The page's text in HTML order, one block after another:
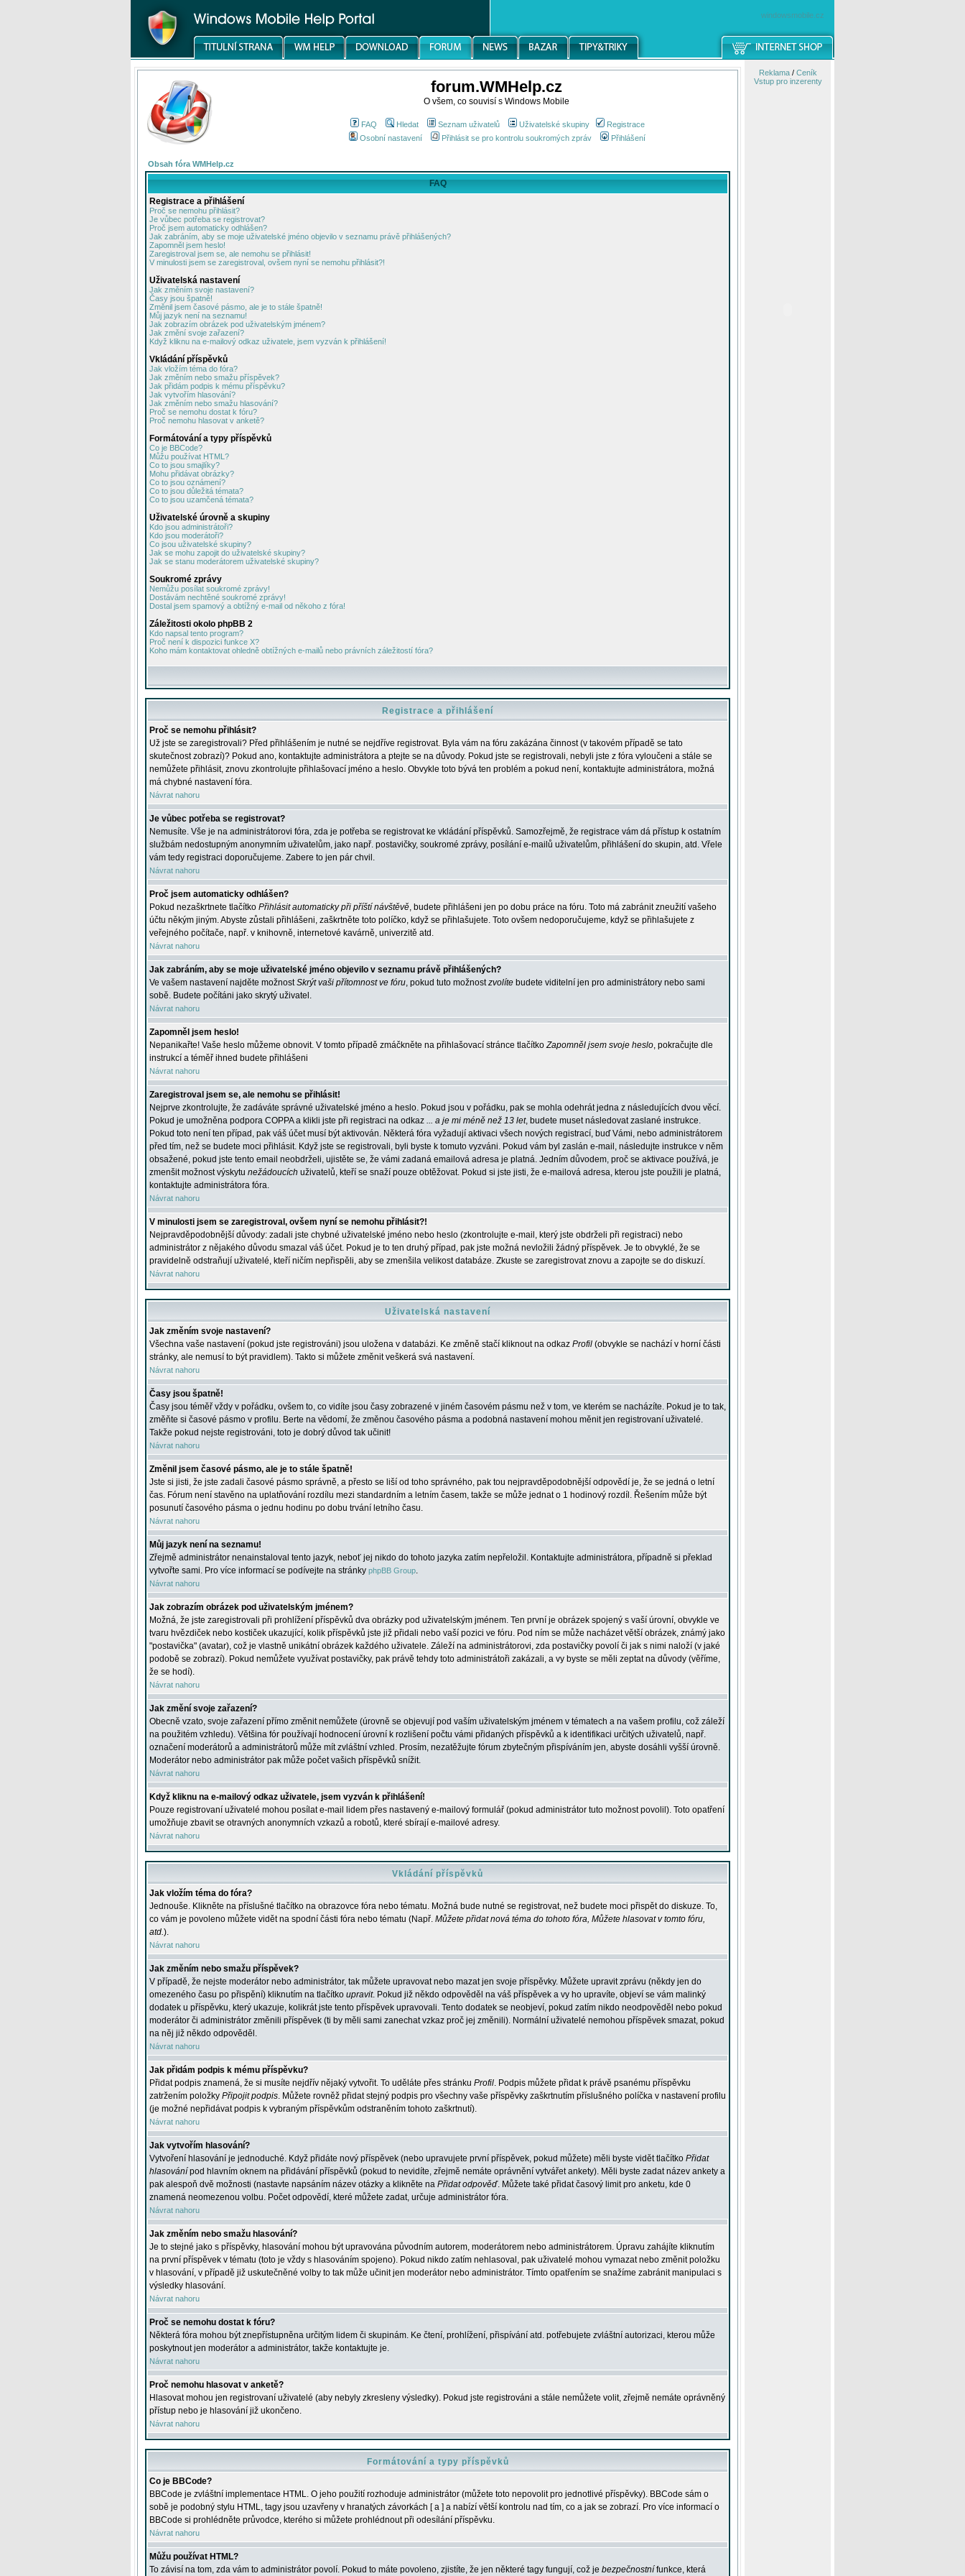
windowsmobile.cz
forum.WMHelp.cz
O všem, co souvisí s Windows Mobile
FAQ Hledat Seznam uživatelů Uživatelské skupiny
Registrace
Osobní nastavení
Přihlásit se pro kontrolu soukromých zpráv Přihlášení
Obsah fóra WMHelp.cz
FAQ
Registrace a přihlášení
Proč se nemohu přihlásit?
Je vůbec potřeba se registrovat?
Proč jsem automaticky odhlášen?
Jak zabráním, aby se moje uživatelské jméno objevilo v seznamu právě přihlášených?
Zapomněl jsem heslo!
Zaregistroval jsem se, ale nemohu se přihlásit!
V minulosti jsem se zaregistroval, ovšem nyní se nemohu přihlásit?!
Uživatelská nastavení
Jak změním svoje nastavení?
Časy jsou špatně!
Změnil jsem časové pásmo, ale je to stále špatně!
Můj jazyk není na seznamu!
Jak zobrazím obrázek pod uživatelským jménem?
Jak změní svoje zařazení?
Když kliknu na e-mailový odkaz uživatele, jsem vyzván k přihlášení!
Vkládání příspěvků
Jak vložím téma do fóra?
Jak změním nebo smažu příspěvek?
Jak přidám podpis k mému příspěvku?
Jak vytvořím hlasování?
Jak změním nebo smažu hlasování?
Proč se nemohu dostat k fóru?
Proč nemohu hlasovat v anketě?
Formátování a typy příspěvků
Co je BBCode?
Můžu používat HTML?
Co to jsou smajlíky?
Mohu přidávat obrázky?
Co to jsou oznámení?
Co to jsou důležitá témata?
Co to jsou uzamčená témata?
Uživatelské úrovně a skupiny
Kdo jsou administrátoři?
Kdo jsou moderátoři?
Co jsou uživatelské skupiny?
Jak se mohu zapojit do uživatelské skupiny?
Jak se stanu moderátorem uživatelské skupiny?
Soukromé zprávy
Nemůžu posílat soukromé zprávy!
Dostávám nechtěné soukromé zprávy!
Dostal jsem spamový a obtížný e-mail od někoho z fóra!
Záležitosti okolo phpBB 2
Kdo napsal tento program?
Proč není k dispozici funkce X?
Koho mám kontaktovat ohledně obtížných e-mailů nebo právních záležitostí fóra?
Registrace a přihlášení
Proč se nemohu přihlásit?
Už jste se zaregistrovali? Před přihlášením je nutné se nejdříve registrovat. Byla vám na fóru zakázána činnost (v takovém případě se tato
skutečnost zobrazí)? Pokud ano, kontaktujte administrátora a ptejte se na důvody. Pokud jste se registrovali, nebyli jste z fóra vyloučeni a stále se
nemůžete přihlásit, znovu zkontrolujte přihlašovací jméno a heslo. Obvykle toto bývá ten problém a pokud není, kontaktujte administrátora, možná
má chybné nastavení fóra.
Návrat nahoru
Je vůbec potřeba se registrovat?
Nemusíte. Vše je na administrátorovi fóra, zda je potřeba se registrovat ke vkládání příspěvků. Samozřejmě, že registrace vám dá přístup k ostatním
službám nedostupným anonymním uživatelům, jako např. postavičky, soukromé zprávy, posílání e-mailů uživatelům, přihlášení do skupin, atd. Vřele
vám tedy registraci doporučujeme. Zabere to jen pár chvil.
Návrat nahoru
Proč jsem automaticky odhlášen?
Pokud nezaškrtnete tlačítko Přihlásit automaticky při příští návštěvě, budete přihlášeni jen po dobu práce na fóru. Toto má zabránit zneužití vašeho
účtu někým jiným. Abyste zůstali přihlášeni, zaškrtněte toto políčko, když se přihlašujete. Toto ovšem nedoporučujeme, když se přihlašujete z
veřejného počítače, např. v knihovně, internetové kavárně, univerzitě atd.
Návrat nahoru
Jak zabráním, aby se moje uživatelské jméno objevilo v seznamu právě přihlášených?
Ve vašem nastavení najděte možnostSkrýt vaši přítomnost ve fóru, pokud tuto možnostzvolíte budete viditelní jen pro administrátory nebo sami
sobě. Budete počítáni jako skrytý uživatel.
Návrat nahoru
Zapomněl jsem heslo!
Nepanikařte! Vaše heslo můžeme obnovit. V tomto případě zmáčkněte na přihlašovací stránce tlačítkoZapomněl jsem svoje heslo, pokračujte dle
instrukcí a téměř ihned budete přihlášeni
Návrat nahoru
Zaregistroval jsem se, ale nemohu se přihlásit!
Nejprve zkontrolujte, že zadáváte správné uživatelské jméno a heslo. Pokud jsou v pořádku, pak se mohla odehrát jedna z následujících dvou věcí.
Pokud je umožněna podpora COPPA a klikli jste při registraci na odkaz ... a je mi méně než 13 let, budete muset následovat zaslané instrukce.
Pokud toto není ten případ, pak váš účet musí být aktivován. Některá fóra vyžadují aktivaci všech nových registrací, buď Vámi, nebo administrátorem
před tím, než se budete moci přihlásit. Když jste se registrovali, byli byste k tomuto vyzváni. Pokud vám byl zaslán e-mail, následujte instrukce v něm
obsažené, pokud jste tento email neobdrželi, ujistěte se, že vámi zadaná emailová adresa je platná. Jedním důvodem, proč se aktivace používá, je
zmenšit možnost výskytu nežádoucích uživatelů, kteří se snaží pouze obtěžovat. Pokud si jste jisti, že e-mailová adresa, kterou jste použili je platná,
kontaktujte administrátora fóra.
Návrat nahoru
V minulosti jsem se zaregistroval, ovšem nyní se nemohu přihlásit?!
Nejpravděpodobnější důvody: zadali jste chybné uživatelské jméno nebo heslo (zkontrolujte e-mail, který jste obdrželi při registraci) nebo
administrátor z nějakého důvodu smazal váš účet. Pokud je to ten druhý případ, pak jste možná nevložili žádný příspěvek. Je to obvyklé, že se
pravidelně odstraňují uživatelé, kteří ničím nepřispěli, aby se zmenšila velikost databáze. Zkuste se zaregistrovat znovu a zapojte se do diskuzí.
Návrat nahoru
Uživatelská nastavení
Jak změním svoje nastavení?
Všechna vaše nastavení (pokud jste registrováni) jsou uložena v databázi. Ke změně stačí kliknout na odkaz Profil (obvykle se nachází v horní části
stránky, ale nemusí to být pravidlem). Takto si můžete změnit veškerá svá nastavení.
Návrat nahoru
Časy jsou špatně!
Časy jsou téměř vždy v pořádku, ovšem to, co vidíte jsou časy zobrazené v jiném časovém pásmu než v tom, ve kterém se nacházíte. Pokud je to tak,
změňte si časové pásmo v profilu. Berte na vědomí, že změnou časového pásma a podobná nastavení mohou měnit jen registrovaní uživatelé.
Takže pokud nejste registrováni, toto je dobrý důvod tak učinit!
Návrat nahoru
Změnil jsem časové pásmo, ale je to stále špatně!
Jste si jisti, že jste zadali časové pásmo správně, a přesto se liší od toho správného, pak tou nejpravděpodobnější odpovědí je, že se jedná o letní
čas. Fórum není stavěno na uplatňování rozdílu mezi standardním a letním časem, takže se může jednat o 1 hodinový rozdíl. Řešením může být
posunutí časového pásma o jednu hodinu po dobu trvání letního času.
Návrat nahoru
Můj jazyk není na seznamu!
Zřejmě administrátor nenainstaloval tento jazyk, neboť jej nikdo do tohoto jazyka zatím nepřeložil. Kontaktujte administrátora, případně si překlad
vytvořte sami. Pro více informací se podívejte na stránky phpBB Group.
Návrat nahoru
Jak zobrazím obrázek pod uživatelským jménem?
Možná, že jste zaregistrovali při prohlížení příspěvků dva obrázky pod uživatelským jménem. Ten první je obrázek spojený s vaší úrovní, obvykle ve
tvaru hvězdiček nebo kostiček ukazující, kolik příspěvků jste již přidali nebo vaší pozici ve fóru. Pod ním se může nacházet větší obrázek, známý jako
"postavička" (avatar), což je vlastně unikátní obrázek každého uživatele. Záleží na administrátorovi, zda postavičky povolí či jak s nimi naloží (v jaké
podobě se zobrazí). Pokud nemůžete využívat postavičky, pak právě tehdy toto administrátoři zakázali, a vy byste se měli zeptat na důvody (věříme,
že se hodí).
Návrat nahoru
Jak změní svoje zařazení?
Obecně vzato, svoje zařazení přímo změnit nemůžete (úrovně se objevují pod vaším uživatelským jménem v tématech a na vašem profilu, což záleží
na použitém vzhledu). Většina fór používají hodnocení úrovní k rozlišení počtu vámi přidaných příspěvků a k identifikaci určitých uživatelů, např.
označení moderátorů a administrátorů může mít zvláštní vzhled. Prosím, nezatěžujte fórum zbytečným přispíváním jen, abyste dosáhli vyšší úrovně.
Moderátor nebo administrátor pak může počet vašich příspěvků snížit.
Návrat nahoru
Když kliknu na e-mailový odkaz uživatele, jsem vyzván k přihlášení!
Pouze registrovaní uživatelé mohou posílat e-mail lidem přes nastavený e-mailový formulář (pokud administrátor tuto možnost povolil). Toto opatření
umožňuje zbavit se otravných anonymních vzkazů a robotů, které sbírají e-mailové adresy.
Návrat nahoru
Vkládání příspěvků
Jak vložím téma do fóra?
Jednouše. Klikněte na příslušné tlačítko na obrazovce fóra nebo tématu. Možná bude nutné se registrovat, než budete moci přispět do diskuze. To,
co vám je povoleno můžete vidět na spodní části fóra nebo tématu (Např. Můžete přidat nová téma do tohoto fóra, Můžete hlasovat v tomto fóru,
atd.).
Návrat nahoru
Jak změním nebo smažu příspěvek?
V případě, že nejste moderátor nebo administrátor, tak můžete upravovat nebo mazat jen svoje příspěvky. Můžete upravit zprávu (někdy jen do
omezeného času po přispění) kliknutím na tlačítko upravit. Pokud již někdo odpověděl na váš příspěvek a vy ho upravíte, objeví se vám malinký
dodatek u příspěvku, který ukazuje, kolikrát jste tento příspěvek upravovali. Tento dodatek se neobjeví, pokud zatím nikdo neodpověděl nebo pokud
moderátor či administrátor změnili příspěvek (ti by měli sami zanechat vzkaz proč jej změnili). Normální uživatelé nemohou příspěvek smazat, pokud
na něj již někdo odpověděl.
Návrat nahoru
Jak přidám podpis k mému příspěvku?
Přidat podpis znamená, že si musíte nejdřív nějaký vytvořit. To uděláte přes stránku Profil. Podpis můžete přidat k právě psanému příspěvku
zatržením položky Připojit podpis. Můžete rovněž přidat stejný podpis pro všechny vaše příspěvky zaškrtnutím příslušného políčka v nastavení profilu
(je možné nepřidávat podpis k vybraným příspěvkům odstraněním tohoto zaškrtnutí).
Návrat nahoru
Jak vytvořím hlasování?
Vytvoření hlasování je jednoduché. Když přidáte nový příspěvek (nebo upravujete první příspěvek, pokud můžete) měli byste vidět tlačítko Přidat
hlasování pod hlavním oknem na přidávání příspěvků (pokud to nevidíte, zřejmě nemáte oprávnění vytvářet ankety). Měli byste zadat název ankety a
pak alespoň dvě možnosti (nastavte napsáním název otázky a klikněte na Přidat odpověď. Můžete také přidat časový limit pro anketu, kde 0
znamená neomezenou volbu. Počet odpovědí, které můžete zadat, určuje administrátor fóra.
Návrat nahoru
Jak změním nebo smažu hlasování?
Je to stejné jako s příspěvky, hlasování mohou být upravována původním autorem, moderátorem nebo administrátorem. Úpravu zahájíte kliknutím
na první příspěvek v tématu (toto je vždy s hlasováním spojeno). Pokud nikdo zatím nehlasoval, pak uživatelé mohou vymazat nebo změnit položku
v hlasování, v případě již uskutečněné volby to tak může učinit jen moderátor nebo administrátor. Tímto opatřením se snažíme zabránit manipulaci s
výsledky hlasování.
Návrat nahoru
Proč se nemohu dostat k fóru?
Některá fóra mohou být znepřístupněna určitým lidem či skupinám. Ke čtení, prohlížení, přispívání atd. potřebujete zvláštní autorizaci, kterou může
poskytnout jen moderátor a administrátor, takže kontaktujte je.
Návrat nahoru
Proč nemohu hlasovat v anketě?
Hlasovat mohou jen registrovaní uživatelé (aby nebyly zkresleny výsledky). Pokud jste registrováni a stále nemůžete volit, zřejmě nemáte oprávněný
přístup nebo je hlasování již ukončeno.
Návrat nahoru
Formátování a typy příspěvků
Co je BBCode?
BBCode je zvláštní implementace HTML. O jeho použití rozhoduje administrátor (můžete toto nepovolit pro jednotlivé příspěvky). BBCode sám o
sobě je podobný stylu HTML, tagy jsou uzavřeny v hranatých závorkách [ a ] a nabízí větší kontrolu nad tím, co a jak se zobrazí. Pro více informací o
BBCode si prohlédněte průvodce, kterého si můžete prohlédnout při odesílání příspěvku.
Návrat nahoru
Můžu používat HTML?
To závisí na tom, zda vám to administrátor povolí. Pokud to máte povoleno, zjistíte, že jen některé tagy fungují, což je bezpečnostní funkce, která
Reklama/ Ceník
Vstup pro inzerenty